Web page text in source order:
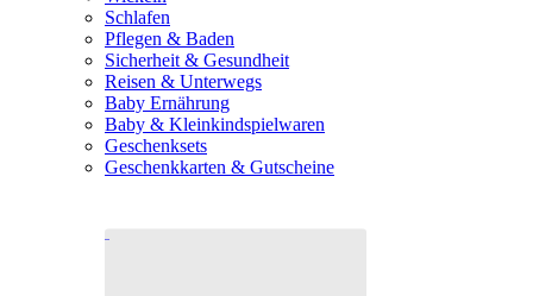
Schlafen
Pflegen & Baden
Sicherheit & Gesundheit
Reisen & Unterwegs
Baby Ernährung
Baby & Kleinkindspielwaren
Geschenksets
Geschenkkarten & Gutscheine